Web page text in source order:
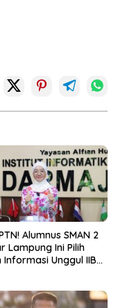
Alumnus SMAN 2
Lampung Ini Pilih
Informasi Unggul IIB